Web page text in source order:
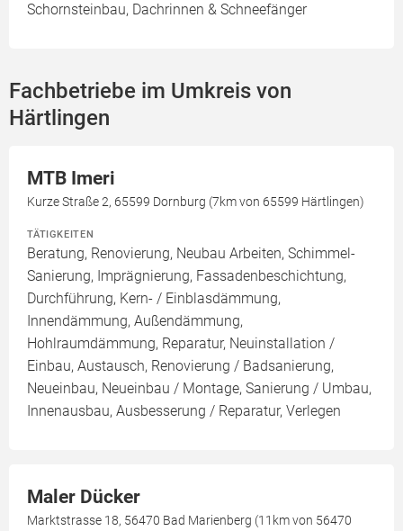
Schornsteinbau, Dachrinnen & Schneefänger
Fachbetriebe im Umkreis von
Härtlingen
MTB Imeri
Kurze Straße 2, 65599 Dornburg (7km von 65599 Härtlingen)
TÄTIGKEITEN
Beratung, Renovierung, Neubau Arbeiten, Schimmel-
Sanierung, Imprägnierung, Fassadenbeschichtung,
Durchführung, Kern- / Einblasdämmung,
Innendämmung, Außendämmung,
Hohlraumdämmung, Reparatur, Neuinstallation /
Einbau, Austausch, Renovierung / Badsanierung,
Neueinbau, Neueinbau / Montage, Sanierung / Umbau,
Innenausbau, Ausbesserung / Reparatur, Verlegen
Maler Dücker
Marktstrasse 18, 56470 Bad Marienberg (11km von 56470